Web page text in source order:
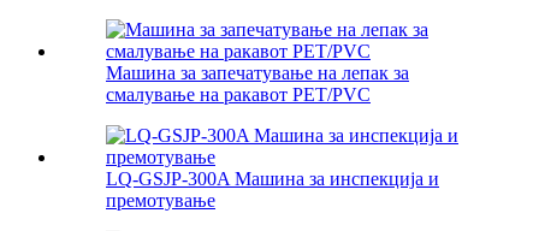
Машина за запечатување на лепак за
смалување на ракавот PET/PVC
LQ-GSJP-300A Машина за инспекција и
премотување